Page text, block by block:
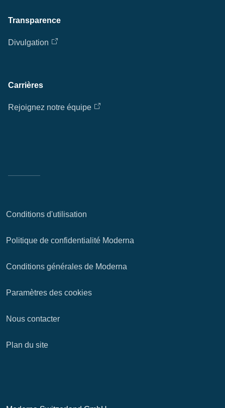
Transparence
Divulgation
Carrières
Rejoignez notre équipe
Conditions d'utilisation
Politique de confidentialité Moderna
Conditions générales de Moderna
Paramètres des cookies
Nous contacter
Plan du site